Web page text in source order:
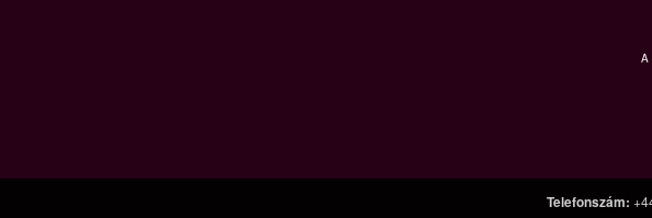
A
Telefonszám: